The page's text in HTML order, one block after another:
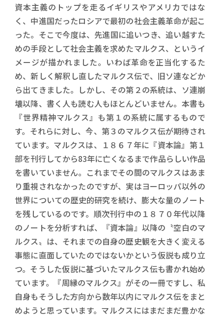
資本主義のトップを走るイギリスやアメリカではな
く、中進国だったロシアで最初の社会主義革命が起こ
った。そこで今度は、先進国に追いつき、追い越すた
めの手段として社会主義を求めたマルクス、というイ
メージが描かれました。いわば革命を正当化するた
め、新しく解釈し直したマルクス伝で、旧ソ連などか
ら出てきました。しかし、その第２の系統は、ソ連崩
壊以降、書く人も読む人もほとんどいません。本書も
『世界精神マルクス』も第１の系統に属するもので
す。それらに対し、今、第３のマルクス伝が期待され
ています。マルクスは、１８６７年に『資本論』第１
部を刊行してから83年に亡くなるまで作品らしい作品
を書いていません。これまでその間のマルクスはあま
り重視されなかったのですが、実はヨーロッパ以外の
世界についての歴史的研究を続け、膨大な量のノート
を残しているのです。順次刊行中の１８７０年代以降
のノートを分析すれば、『資本論』以降の〝空白のマ
ルクス〟は、それまでの自身の歴史観を大きく変える
事態に直面していたのではないかという仮説も成り立
つ。そうした仮説に基づいたマルクス伝も書かれ始め
ています。『周縁のマルクス』がその一冊ですし、私
自身もそうした方向から数年以内にマルクス伝をまと
めようと思っています。マルクスにはまだまだ豊かな